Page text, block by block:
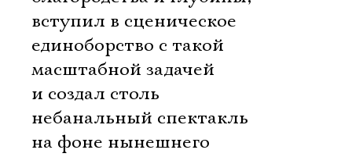
вступил в сценическое
единоборство с такой
масштабной задачей
и создал столь
небанальный спектакль
на фоне нынешнего
Электропочта